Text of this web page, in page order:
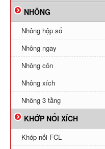
NHÔNG
Nhông hộp số
Nhông ngay
Nhông côn
Nhông xích
Nhông 3 tầng
KHỚP NỐI XÍCH
Khớp nối FCL